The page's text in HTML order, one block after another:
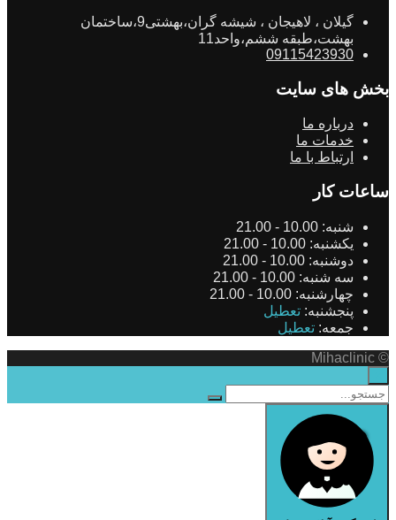
گیلان ، لاهیجان ، شیشه گران،بهشتی9،ساختمان
بهشت،طبقه ششم،واحد11
09115423930
بخش های سایت
درباره ما
خدمات ما
ارتباط با ما
ساعات کار
شنبه: 10.00 - 21.00
یکشنبه: 10.00 - 21.00
دوشنبه: 10.00 - 21.00
سه شنبه: 10.00 - 21.00
چهارشنبه: 10.00 - 21.00
پنجشنبه: تعطیل
جمعه: تعطیل
© Mihaclinic